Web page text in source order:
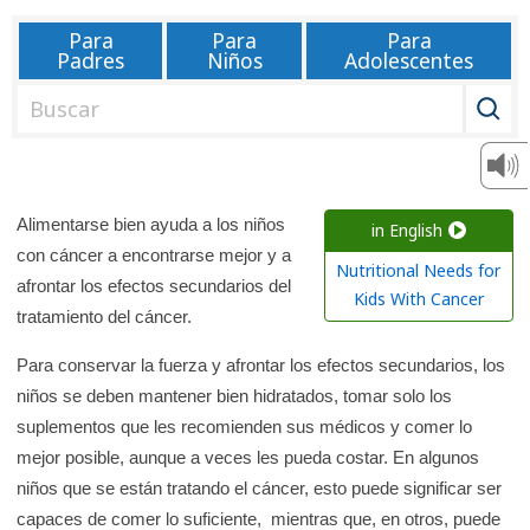
Para
Padres
Para
Niños
Para
Adolescentes
a
r
e
n
l
i
b
l
in English
Nutritional Needs for
Kids With Cancer
Alimentarse bien ayuda a los niños
con cáncer a encontrarse mejor y a
afrontar los efectos secundarios del
tratamiento del cáncer.
Para conservar la fuerza y afrontar los efectos secundarios, los
niños se deben mantener bien hidratados, tomar solo los
suplementos que les recomienden sus médicos y comer lo
mejor posible, aunque a veces les pueda costar. En algunos
niños que se están tratando el cáncer, esto puede significar ser
capaces de comer lo suficiente, mientras que, en otros, puede